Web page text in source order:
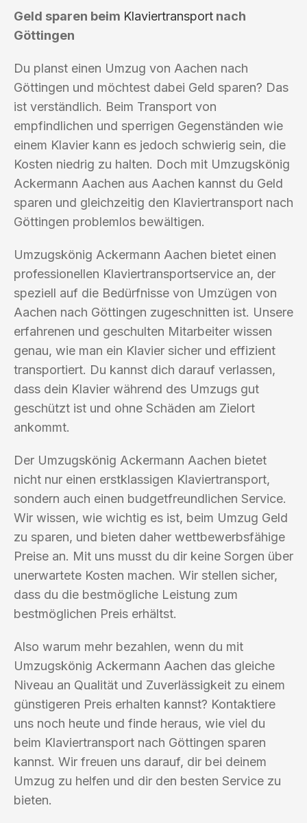
Geld sparen beim Klaviertransport nach
Göttingen
Du planst einen Umzug von Aachen nach
Göttingen und möchtest dabei Geld sparen? Das
ist verständlich. Beim Transport von
empfindlichen und sperrigen Gegenständen wie
einem Klavier kann es jedoch schwierig sein, die
Kosten niedrig zu halten. Doch mit Umzugskönig
Ackermann Aachen aus Aachen kannst du Geld
sparen und gleichzeitig den Klaviertransport nach
Göttingen problemlos bewältigen.
Umzugskönig Ackermann Aachen bietet einen
professionellen Klaviertransportservice an, der
speziell auf die Bedürfnisse von Umzügen von
Aachen nach Göttingen zugeschnitten ist. Unsere
erfahrenen und geschulten Mitarbeiter wissen
genau, wie man ein Klavier sicher und effizient
transportiert. Du kannst dich darauf verlassen,
dass dein Klavier während des Umzugs gut
geschützt ist und ohne Schäden am Zielort
ankommt.
Der Umzugskönig Ackermann Aachen bietet
nicht nur einen erstklassigen Klaviertransport,
sondern auch einen budgetfreundlichen Service.
Wir wissen, wie wichtig es ist, beim Umzug Geld
zu sparen, und bieten daher wettbewerbsfähige
Preise an. Mit uns musst du dir keine Sorgen über
unerwartete Kosten machen. Wir stellen sicher,
dass du die bestmögliche Leistung zum
bestmöglichen Preis erhältst.
Also warum mehr bezahlen, wenn du mit
Umzugskönig Ackermann Aachen das gleiche
Niveau an Qualität und Zuverlässigkeit zu einem
günstigeren Preis erhalten kannst? Kontaktiere
uns noch heute und finde heraus, wie viel du
beim Klaviertransport nach Göttingen sparen
kannst. Wir freuen uns darauf, dir bei deinem
Umzug zu helfen und dir den besten Service zu
bieten.